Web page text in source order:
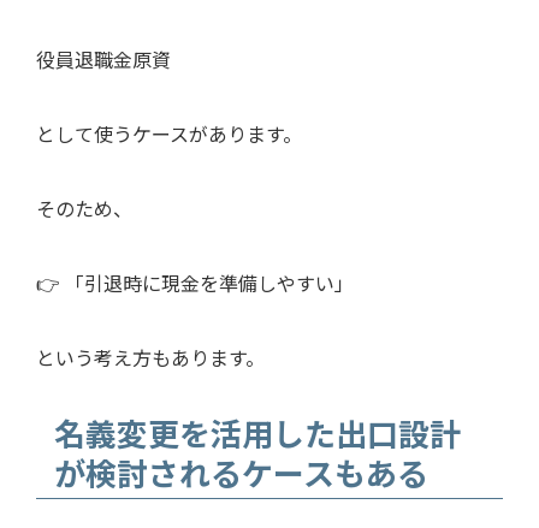
役員退職金原資
として使うケースがあります。
そのため、
👉 「引退時に現金を準備しやすい」
という考え方もあります。
名義変更を活用した出口設計
が検討されるケースもある